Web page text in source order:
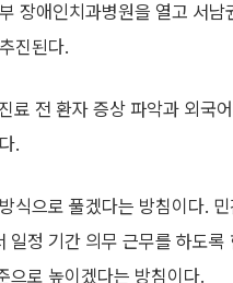
장애인치과병원을 열고 서
진된다.
료 전 환자 증상 파악과 외국
.
식으로 풀겠다는 방침이다.
정 기간 의무 근무를 하도
으로 높이겠다는 방침이다.